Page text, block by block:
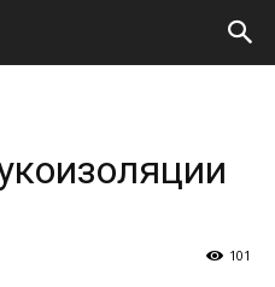
101